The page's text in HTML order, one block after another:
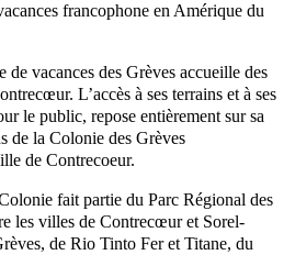
francophone en Amérique du
vacances des Grèves accueille des
L’accès à ses terrains et à ses
le public, repose entièrement sur sa
de la Colonie des Grèves
de Contrecoeur.
fait partie du Parc Régional des
les villes de Contrecœur et Sorel-
de Rio Tinto Fer et Titane, du